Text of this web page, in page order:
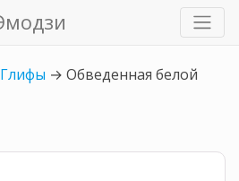
Глифы → Обведенная белой